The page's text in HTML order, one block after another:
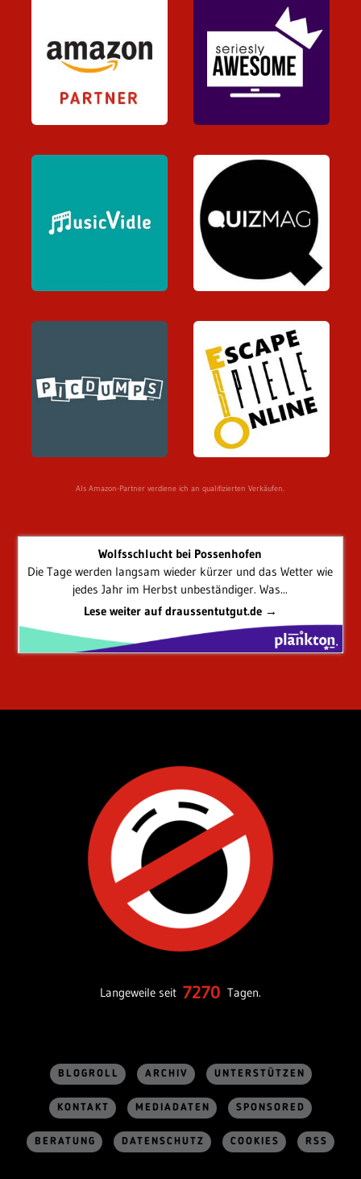
Als Amazon-Partner verdiene ich an qualifizierten Verkäufen.
Wolfsschlucht bei Possenhofen
Die Tage werden langsam wieder kürzer und das Wetter wie
jedes Jahr im Herbst unbeständiger. Was...
Lese weiter auf draussentutgut.de →
Langeweile seit 7270 Tagen.
BLOGROLL ARCHIV UNTERSTÜTZEN
KONTAKT MEDIADATEN SPONSORED
BERATUNG DATENSCHUTZ COOKIES RSS